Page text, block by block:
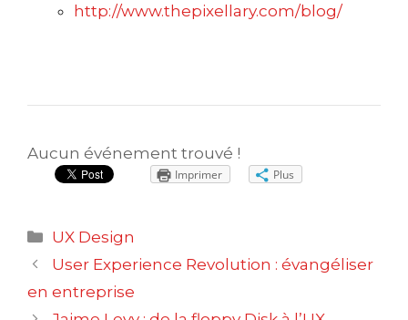
http://www.thepixellary.com/blog/
Aucun événement trouvé !
Imprimer Plus
Catégories
UX Design
Navigation
User Experience Revolution : évangéliser
en entreprise